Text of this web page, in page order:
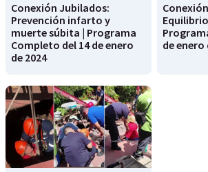
Conexión Jubilados:
Prevención infarto y
muerte súbita | Programa
Completo del 14 de enero
de 2024
de enero